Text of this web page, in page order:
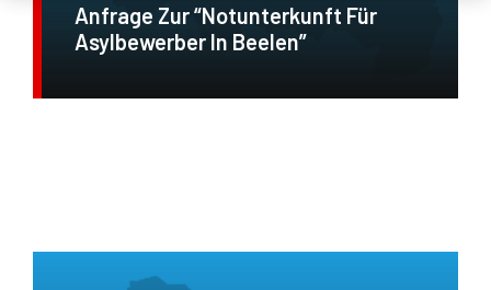
Anfrage Zur “Notunterkunft Für
Asylbewerber In Beelen”